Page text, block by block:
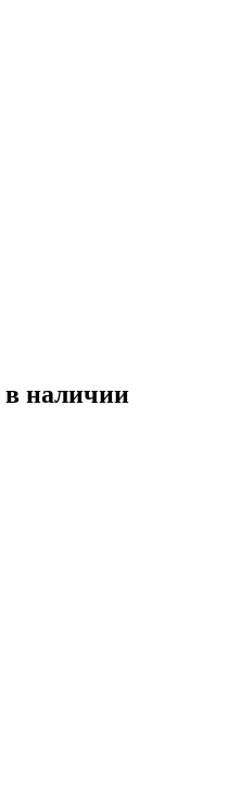
в наличии